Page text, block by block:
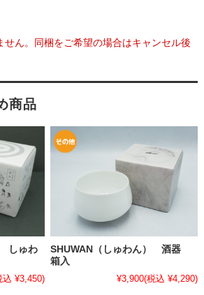
せん。同梱をご希望の場合はキャンセル後
商品
しゅわ
込 ¥3,450)
SHUWAN（しゅわん） 酒器
箱入
¥3,900(税込 ¥4,290)